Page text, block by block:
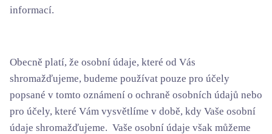
informací.
Obecně platí, že osobní údaje, které od Vás
shromažďujeme, budeme používat pouze pro účely
popsané v tomto oznámení o ochraně osobních údajů nebo
pro účely, které Vám vysvětlíme v době, kdy Vaše osobní
údaje shromažďujeme. Vaše osobní údaje však můžeme